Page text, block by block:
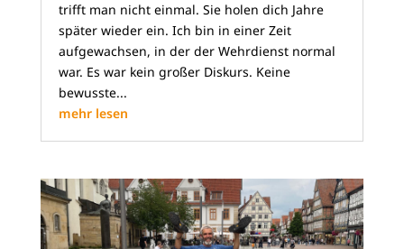
trifft man nicht einmal. Sie holen dich Jahre
später wieder ein. Ich bin in einer Zeit
aufgewachsen, in der der Wehrdienst normal
war. Es war kein großer Diskurs. Keine
bewusste...
mehr lesen